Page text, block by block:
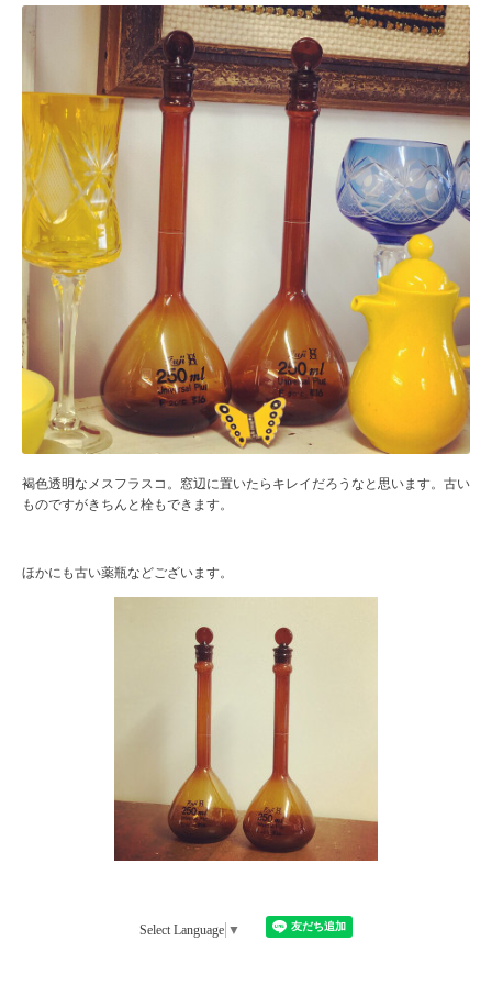
褐色透明なメスフラスコ。窓辺に置いたらキレイだろうなと思います。古い
ものですがきちんと栓もできます。
ほかにも古い薬瓶などございます。
Select Language ▼